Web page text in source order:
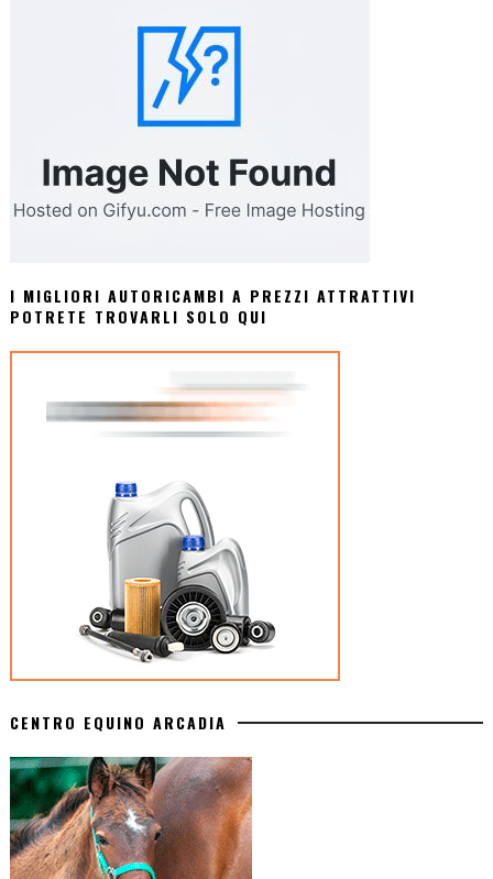
I MIGLIORI AUTORICAMBI A PREZZI ATTRATTIVI
POTRETE TROVARLI SOLO QUI
CENTRO EQUINO ARCADIA